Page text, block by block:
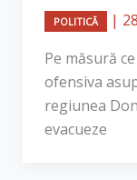
POLITICĂ |
Pe măsură
ofensiva
regiunea
evacueze